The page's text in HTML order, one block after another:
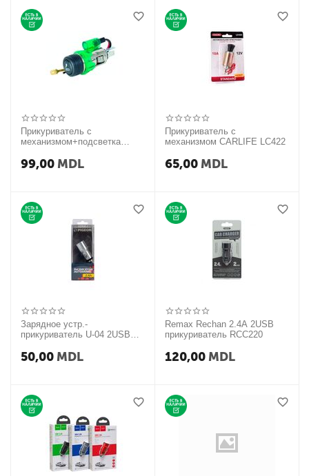
Прикуриватель с
механизмом+подсветка
99,00 MDL
Прикуриватель с
механизмом CARLIFE LC422
65,00 MDL
Зарядное устр.-
прикуриватель U-04 2USB
50,00 MDL
Remax Rechan 2.4A 2USB
прикуриватель RCC220
120,00 MDL